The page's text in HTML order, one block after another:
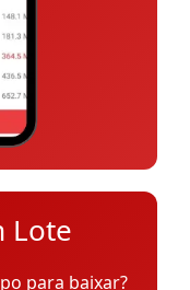
Lote
para baixar?